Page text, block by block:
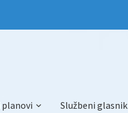
Službeni glasnik